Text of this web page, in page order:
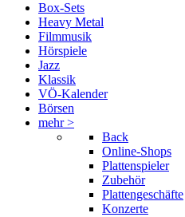
Box-Sets
Heavy Metal
Filmmusik
Hörspiele
Jazz
Klassik
VÖ-Kalender
Börsen
mehr >
Back
Online-Shops
Plattenspieler
Zubehör
Plattengeschäfte
Konzerte